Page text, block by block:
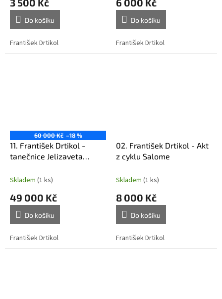
3 500 Kč
Do košíku
František Drtikol
6 000 Kč
Do košíku
František Drtikol
60 000 Kč –18 %
11. František Drtikol -
tanečnice Jelizaveta
Skladem (1 ks)
49 000 Kč
Do košíku
František Drtikol
02. František Drtikol - Akt
z cyklu Salome
Skladem (1 ks)
8 000 Kč
Do košíku
František Drtikol